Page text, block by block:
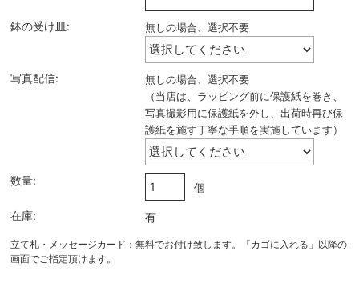
鉢の受け皿: 無しの場合、選択不要
写真配信:
無しの場合、選択不要
（当店は、ラッピング前に保護紙を巻き、
写真撮影用に保護紙を外し、出荷時再び保
護紙を施す丁寧な手順を実施しています）
数量: 個
在庫: 有